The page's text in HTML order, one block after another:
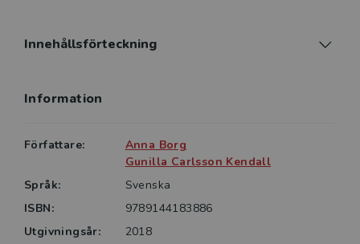
denna grupp.
tillsammans med elever kartlägga och lösa de
Nytorpsmodellen för att hjälpa elever att själva
utveckla redskap för att klara de ökade kraven på
egen planering och självständigt arbete. Den har
även använts i arbetet med att hjälpa elever med
problematisk skolfrånvaro tillbaka till en fungerande
skolgång.
Innehållsförteckning
Information
Författare:
Anna Borg
Gunilla Carlsson Kendall
Språk:
Svenska
ISBN:
9789144183886
Utgivningsår:
2018